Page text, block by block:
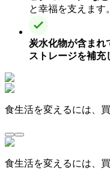
と幸福を支えます。
炭水化物が含まれ
ストレージを補充
食生活を変えるには、
食生活を変えるには、